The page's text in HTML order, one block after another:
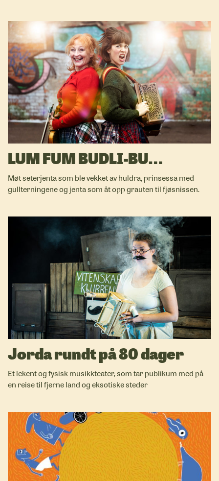
LUM FUM BUDLI-BU…
Møt seterjenta som ble vekket av huldra, prinsessa med
gullterningene og jenta som åt opp grauten til fjøsnissen.
Jorda rundt på 80 dager
Et lekent og fysisk musikkteater, som tar publikum med på
en reise til fjerne land og eksotiske steder